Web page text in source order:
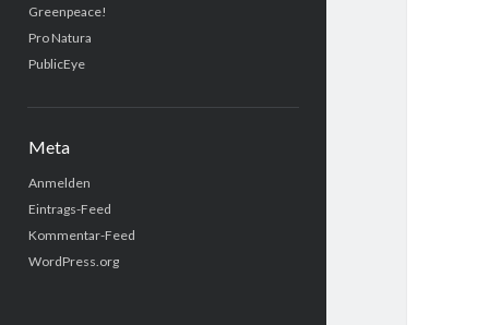
Greenpeace!
Pro Natura
PublicEye
Meta
Anmelden
Eintrags-Feed
Kommentar-Feed
WordPress.org